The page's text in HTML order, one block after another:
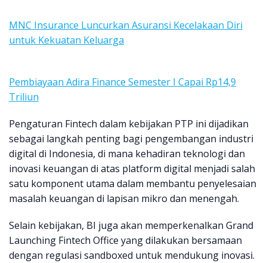
MNC Insurance Luncurkan Asuransi Kecelakaan Diri
untuk Kekuatan Keluarga
Pembiayaan Adira Finance Semester I Capai Rp14,9
Triliun
Pengaturan Fintech dalam kebijakan PTP ini dijadikan
sebagai langkah penting bagi pengembangan industri
digital di Indonesia, di mana kehadiran teknologi dan
inovasi keuangan di atas platform digital menjadi salah
satu komponent utama dalam membantu penyelesaian
masalah keuangan di lapisan mikro dan menengah.
Selain kebijakan, BI juga akan memperkenalkan Grand
Launching Fintech Office yang dilakukan bersamaan
dengan regulasi sandboxed untuk mendukung inovasi.